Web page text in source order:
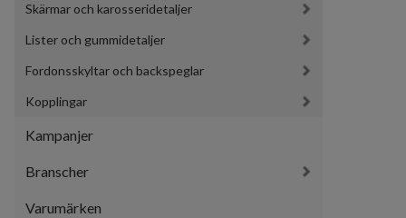
Skärmar och karosseridetaljer
Lister och gummidetaljer
Fordonsskyltar och backspeglar
Kopplingar
Kampanjer
Branscher
Varumärken